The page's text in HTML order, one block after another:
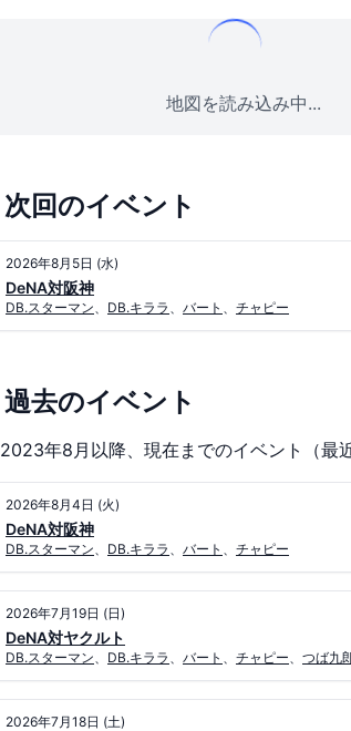
地図を読み込み中...
次回のイベント
2026年8月5日 (水)
DeNA対阪神
DB.スターマン、 DB.キララ 、 バート 、 チャピー
過去のイベント
2023年8月以降、現在までのイベント（最近
2026年8月4日 (火)
DeNA対阪神
DB.スターマン、 DB.キララ 、 バート 、 チャピー
2026年7月19日 (日)
DeNA対ヤクルト
DB.スターマン、 DB.キララ 、 バート 、 チャピー、 つば九
2026年7月18日 (土)